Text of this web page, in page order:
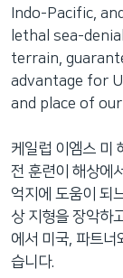
Indo-Pacific,
lethal sea-
terrain,
advantage for
and place of
케일럽 이엠스 미
전 훈련이 해상에
억지에 도움이 되
상 지형을 장악하
에서 미국, 파트너
습니다.